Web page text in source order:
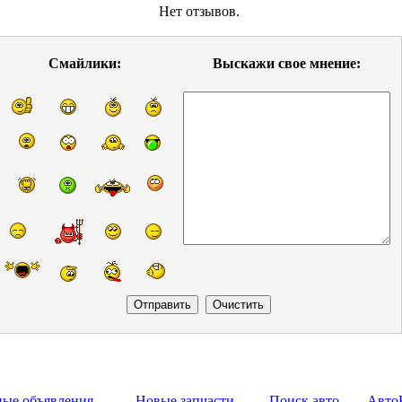
Нет отзывов.
Смайлики: Выскажи свое мнение: